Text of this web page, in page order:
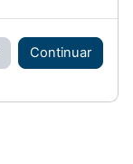
Continuar